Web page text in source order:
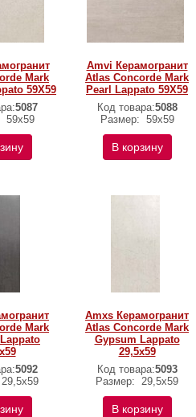
Mark
59X59
5087
59х59
Amvi Керамогранит
Atlas Concorde Mark
Pearl Lappato 59X59
Код товара:5088
Размер: 59х59
В корзину
Mark
5092
29,5x59
Amxs Керамогранит
Atlas Concorde Mark
Gypsum Lappato
29,5x59
Код товара:5093
Размер: 29,5x59
В корзину